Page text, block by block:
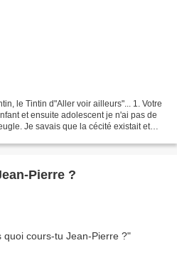
le Tintin d"Aller voir ailleurs"... 1. Votre
et ensuite adolescent je n'ai pas de
Je savais que la cécité existait et
Pierre ?